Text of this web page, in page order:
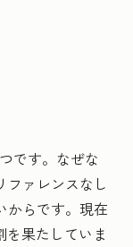
です。なぜな
ファレンスなし
からです。現在
を果たしていま